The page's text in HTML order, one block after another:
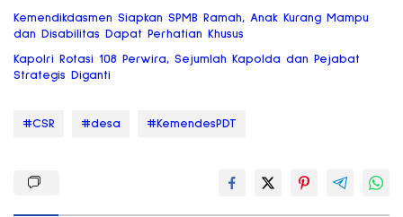
Kemendikdasmen Siapkan SPMB Ramah, Anak Kurang Mampu
dan Disabilitas Dapat Perhatian Khusus
Kapolri Rotasi 108 Perwira, Sejumlah Kapolda dan Pejabat
Strategis Diganti
#CSR #desa #KemendesPDT